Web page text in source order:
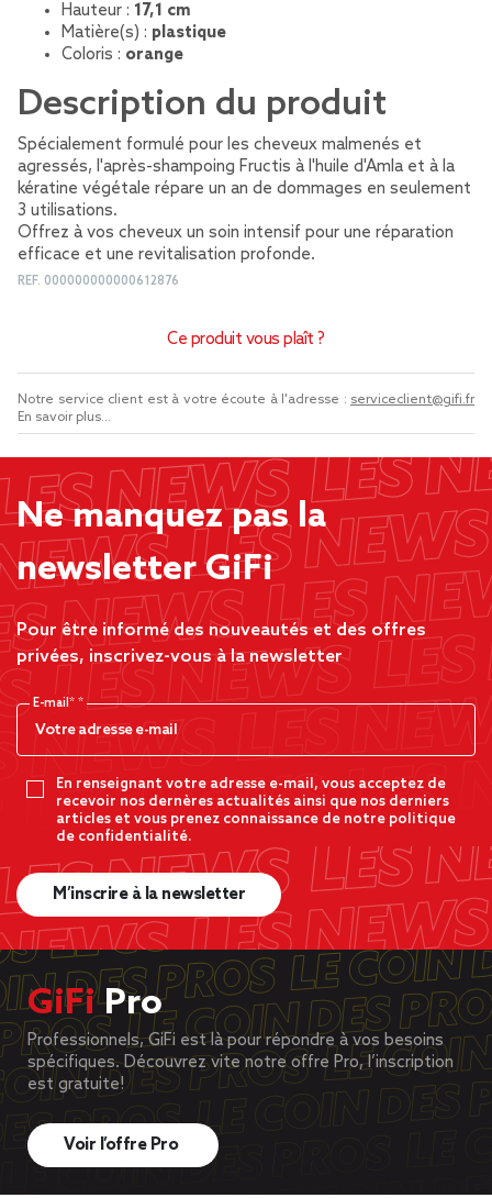
Hauteur : 17,1 cm
Matière(s) : plastique
Coloris : orange
Description du produit
Spécialement formulé pour les cheveux malmenés et
agressés, l'après-shampoing Fructis à l'huile d'Amla et à la
kératine végétale répare un an de dommages en seulement
3 utilisations.
Offrez à vos cheveux un soin intensif pour une réparation
efficace et une revitalisation profonde.
REF. 000000000000612876
Ce produit vous plaît ?
Notre service client est à votre écoute à l'adresse : serviceclient@gifi.fr
En savoir plus...
Ne manquez pas la
newsletter GiFi
Pour être informé des nouveautés et des offres
privées, inscrivez-vous à la newsletter
E-mail*
En renseignant votre adresse e-mail, vous acceptez de
recevoir nos dernères actualités ainsi que nos derniers
articles et vous prenez connaissance de notre politique
de confidentialité.
M’inscrire à la newsletter
GiFiPro
Professionnels, GiFi est là pour répondre à vos besoins
spécifiques. Découvrez vite notre offre Pro, l’inscription
est gratuite!
Voir l’offre Pro